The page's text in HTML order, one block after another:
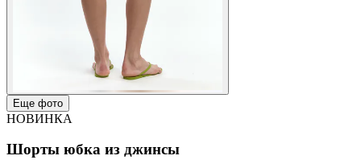
Еще фото
НОВИНКА
Шорты юбка из джинсы